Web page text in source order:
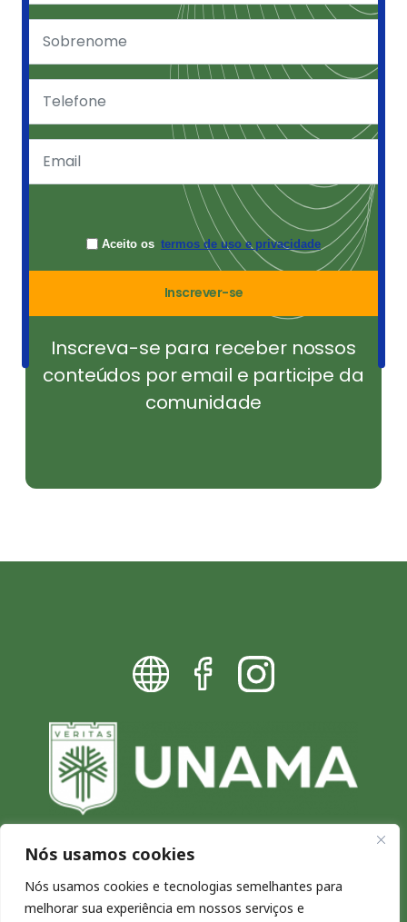
Nós usamos cookies
Nós usamos cookies e tecnologias semelhantes para
melhorar sua experiência em nossos serviços e
Aceito os termos de uso e privacidade
Inscrever-se
Inscreva-se para receber nossos
conteúdos por email e participe da
comunidade
Blog da UNAMA - Excelência por